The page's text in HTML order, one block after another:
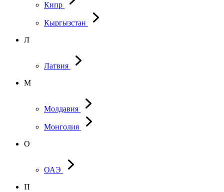
Кипр
Кыргызстан
Л
Латвия
М
Молдавия
Монголия
О
ОАЭ
П